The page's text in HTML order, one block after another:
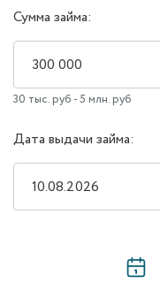
Сумма займа:
30 тыс. руб - 5 млн. руб
Дата выдачи займа: